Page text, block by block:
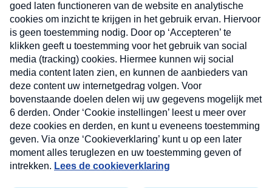
Verzend
Nieuwsbrief
Neem hier een gratis abonnement op onze
nieuwsbrief. Elke vrijdag- en dinsdagochtend in uw